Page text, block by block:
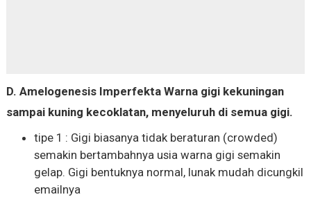
D. Amelogenesis Imperfekta Warna gigi kekuningan
sampai kuning kecoklatan, menyeluruh di semua gigi.
tipe 1 : Gigi biasanya tidak beraturan (crowded)
semakin bertambahnya usia warna gigi semakin
gelap. Gigi bentuknya normal, lunak mudah dicungkil
emailnya